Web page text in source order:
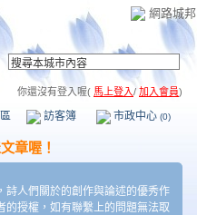
網路城邦
你還沒有登入喔( 馬上登入/ 加入會員)
訪客簿 市政中心 (0)
詩人們關於的創作與論述的優秀作
的授權，如有聯繫上的問題無法取